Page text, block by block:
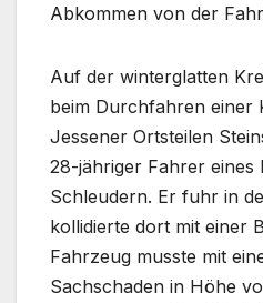
Abkommen von der
Auf der winterglatten
beim Durchfahren einer
Jessener Ortsteilen
28-jähriger Fahrer eines
Schleudern. Er fuhr in
kollidierte dort mit einer
Fahrzeug musste mit
Sachschaden in Höhe